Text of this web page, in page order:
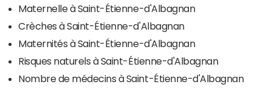
Maternelle à Saint-Étienne-d'Albagnan
Crèches à Saint-Étienne-d'Albagnan
Maternités à Saint-Étienne-d'Albagnan
Risques naturels à Saint-Étienne-d'Albagnan
Nombre de médecins à Saint-Étienne-d'Albagnan